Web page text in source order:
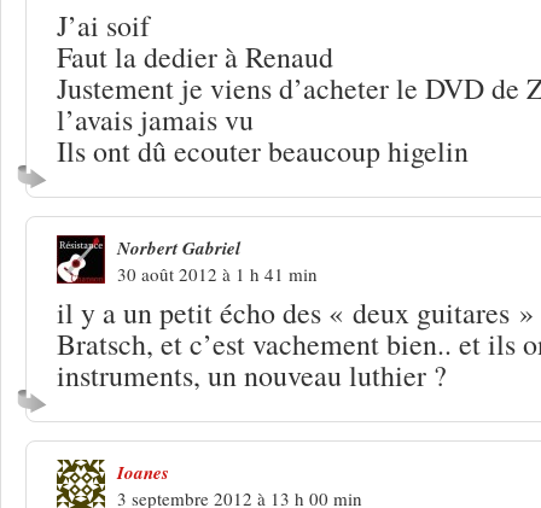
J’ai soif
Faut la dedier à Renaud
Justement je viens d’acheter le DVD de
l’avais jamais vu
Ils ont dû ecouter beaucoup higelin
Norbert Gabriel
30 août 2012 à 1 h 41 min
il y a un petit écho des « deux guitares »
Bratsch, et c’est vachement bien.. et ils
instruments, un nouveau luthier ?
Ioanes
3 septembre 2012 à 13 h 00 min